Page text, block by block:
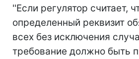
''Если регулятор считает,
определенный реквизит
всех без исключения
требование должно быть